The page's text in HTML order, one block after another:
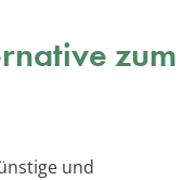
zum
und